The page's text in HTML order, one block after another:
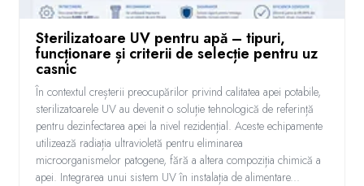
Sterilizatoare UV pentru apă – tipuri,
funcționare și criterii de selecție pentru uz
casnic
În contextul creșterii preocupărilor privind calitatea apei potabile,
sterilizatoarele UV au devenit o soluție tehnologică de referință
pentru dezinfectarea apei la nivel rezidențial. Aceste echipamente
utilizează radiația ultravioletă pentru eliminarea
microorganismelor patogene, fără a altera compoziția chimică a
apei. Integrarea unui sistem UV în instalația de alimentare...